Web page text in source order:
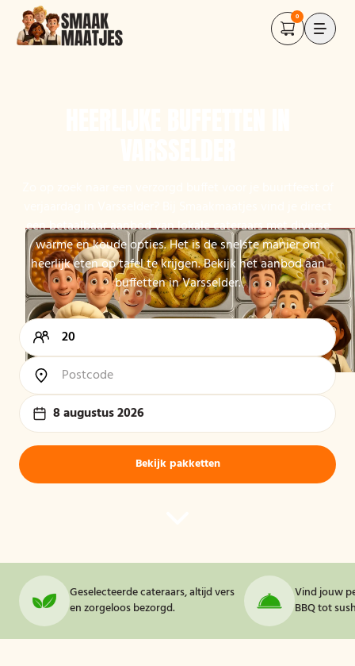
0
een betaalbaar aanbod van lokale cateraars met diverse
warme en koude opties. Het is de snelste manier om
heerlijk eten op tafel te krijgen. Bekijk het aanbod aan
buffetten in Varsselder.
8 augustus 2026
Bekijk pakketten
Geselecteerde cateraars, altijd vers
en zorgeloos bezorgd.
Vind jouw
BBQ tot